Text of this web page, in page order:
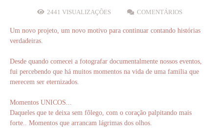
2441 VISUALIZAÇÕES COMENTÁRIOS
Um novo projeto, um novo motivo para continuar contando histórias
verdadeiras.
Desde quando comecei a fotografar documentalmente nossos eventos,
fui percebendo que há muitos momentos na vida de uma familia que
merecem ser eternizados.
Momentos UNICOS...
Daqueles que te deixa sem fôlego, com o coração palpitando mais
forte.. Momentos que arrancam lágrimas dos olhos.